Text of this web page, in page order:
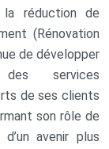
réduction de
(Rénovation
de développer
services
de ses clients
son rôle de
avenir plus